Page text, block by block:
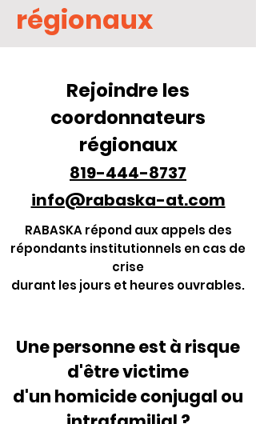
régionaux
Rejoindre les
coordonnateurs
régionaux
819-444-8737
info@rabaska-at.com
RABASKA répond aux appels des
répondants institutionnels en cas de
crise
durant les jours et heures ouvrables.
Une personne est à risque
d'être victime
d'un homicide conjugal ou